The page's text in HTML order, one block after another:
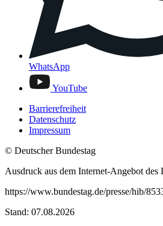
WhatsApp
YouTube
Barrierefreiheit
Datenschutz
Impressum
© Deutscher Bundestag
Ausdruck aus dem Internet-Angebot des
https://www.bundestag.de/presse/hib/
Stand: 07.08.2026